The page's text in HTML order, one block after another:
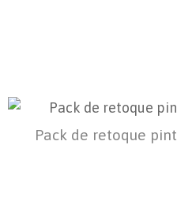
Pack de retoque